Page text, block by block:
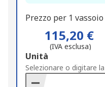
Prezzo per 1
115,20 €
(IVA esclusa)
Add
to
Basket
Unità
Selezionare o digitare